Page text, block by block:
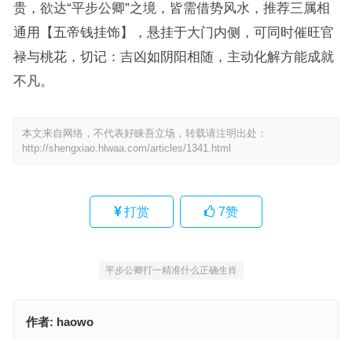
贵，欲达“平步公卿”之境，皆需借势风水，推荐三属相
通用【五帝钱挂饰】，悬挂于大门内侧，可同时催旺官
禄与桃花，切记：吉凶如阴阳相随，主动化解方能成就
不凡。
本文来自网络，不代表好睐吾立场，转载请注明出处：
http://shengxiao.hlwaa.com/articles/1341.html
打赏 7赞
平步公卿打一精准什么正确生肖
作者: haowo